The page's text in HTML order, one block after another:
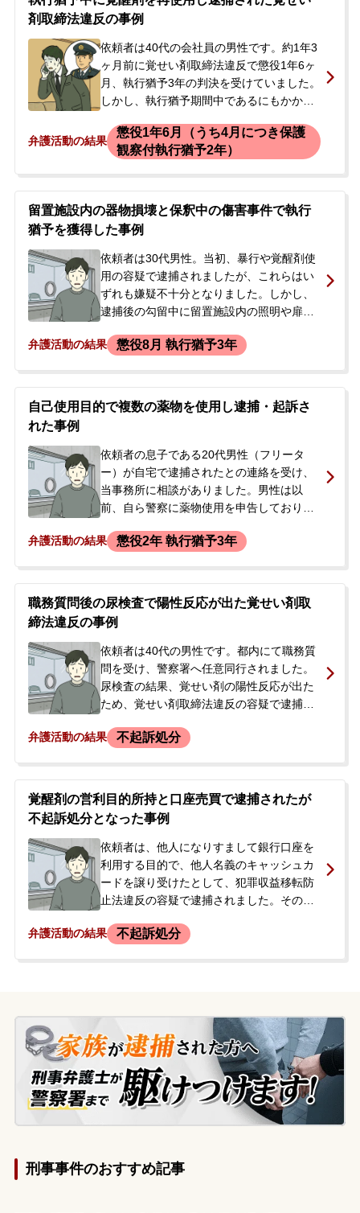
剤取締法違反の事例
依頼者は40代の会社員の男性です。約1年3
ヶ月前に覚せい剤取締法違反で懲役1年6ヶ
月、執行猶予3年の判決を受けていました。
しかし、執行猶予期間中であるにもかかわ
た。ある日、警察が依頼者の自宅に家宅捜
索に訪れ、注射器などが押収され、尿検査
が行われました。後日、尿から覚醒剤の陽
性反応が出たため、逮捕されるに至りまし
た。依頼者は執行猶予中の再犯であったた
め、実刑判決を避けられないのではないか
した。最初の相談はご本人からでしたが、
その後、事情を聞いた実の妹様が来所さ
れ、正式にご依頼いただくことになりまし
た。
弁護活動の結果
懲役1年6月（うち4月につき保護
観察付執行猶予2年）
留置施設内の器物損壊と保釈中の傷害事件で執行
猶予を獲得した事例
依頼者は30代男性。当初、暴行や覚醒剤使
用の容疑で逮捕されましたが、これらはい
ずれも嫌疑不十分となりました。しかし、
逮捕後の勾留中に留置施設内の照明や扉な
捜査が継続されることになりました。ご本
受け弁護士が活動を開始し、一度は保釈が
認められましたが、その保釈期間中に今度
わせる傷害事件を起こし、再び逮捕されて
しまいました。
弁護活動の結果 懲役8月 執行猶予3年
自己使用目的で複数の薬物を使用し逮捕・起訴さ
れた事例
依頼者の息子である20代男性（フリータ
ー）が自宅で逮捕されたとの連絡を受け、
当事務所に相談がありました。男性は以
前、自ら警察に薬物使用を申告しており、
薬及び向精神薬取締法違反の容疑で逮捕さ
る方針が示唆されていました。突然の逮捕
で状況が全く分からないご両親から、まず
は息子と接見して話を聞いてほしいとの依
頼を受け、弁護士が警察署へ向かいまし
た。
弁護活動の結果 懲役2年 執行猶予3年
職務質問後の尿検査で陽性反応が出た覚せい剤取
締法違反の事例
依頼者は40代の男性です。都内にて職務質
問を受け、警察署へ任意同行されました。
尿検査の結果、覚せい剤の陽性反応が出た
ため、覚せい剤取締法違反の容疑で逮捕さ
が、今後の対応について相談するため当事
離滅裂な部分がありましたが、一貫して覚
せい剤使用の認識を否認。他人に意図せず
薬物を使用させられた可能性があると主張
していました。
弁護活動の結果 不起訴処分
覚醒剤の営利目的所持と口座売買で逮捕されたが
不起訴処分となった事例
依頼者は、他人になりすまして銀行口座を
利用する目的で、他人名義のキャッシュカ
ードを譲り受けたとして、犯罪収益移転防
止法違反の容疑で逮捕されました。その
ていた覚せい剤取締法違反の容疑でも再逮
弁護活動の結果 不起訴処分
刑事事件のおすすめ記事